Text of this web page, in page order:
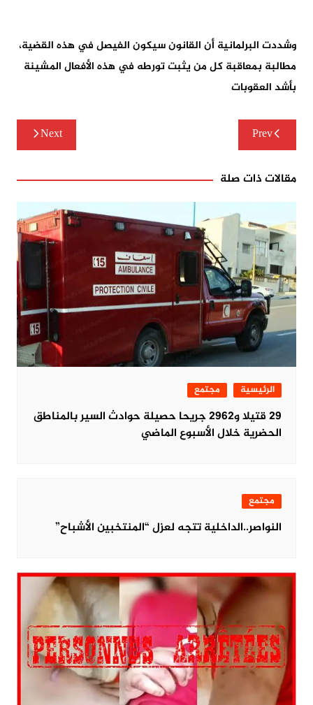
وشددت البرلمانية أن القانون سيكون الفيصل في هذه القضية،
مطالبة بمعاقبة كل من يثبت تورطه في هذه الأفعال المشينة
بأشد العقوبات
تصفّح
المقالاتPrev
Next
مقالات ذات صلة
الرئيسية مجتمع
29 قتيلا و2962 جريحا حصيلة حوادث السير بالمناطق
الحضرية خلال الأسبوع الماضي
مجتمع
النواصر..الداخلية تتجه لعزل “المنتخبين الأشباح”